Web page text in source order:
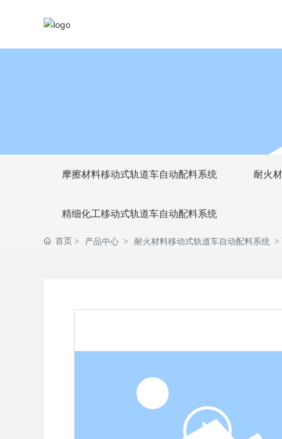
摩擦材料移动式轨道车自动配料系统 耐火
精细化工移动式轨道车自动配料系统
首页 产品中心 耐火材料移动式轨道车自动配料系统